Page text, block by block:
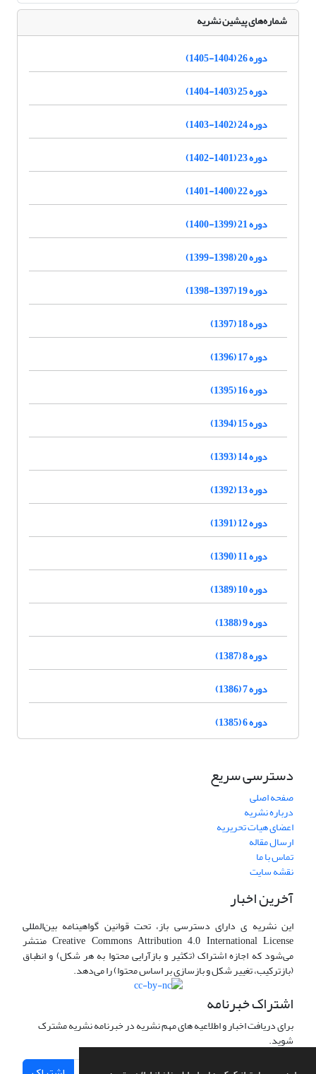
شماره‌های پیشین نشریه
دوره 26 (1404-1405)
دوره 25 (1403-1404)
دوره 24 (1402-1403)
دوره 23 (1401-1402)
دوره 22 (1400-1401)
دوره 21 (1399-1400)
دوره 20 (1398-1399)
دوره 19 (1397-1398)
دوره 18 (1397)
دوره 17 (1396)
دوره 16 (1395)
دوره 15 (1394)
دوره 14 (1393)
دوره 13 (1392)
دوره 12 (1391)
دوره 11 (1390)
دوره 10 (1389)
دوره 9 (1388)
دوره 8 (1387)
دوره 7 (1386)
دوره 6 (1385)
دسترسی سریع
صفحه اصلی
درباره نشریه
اعضای هیات تحریریه
ارسال مقاله
تماس با ما
نقشه سایت
آخرین اخبار
این نشریه ی دارای دسترسی باز، تحت قوانین گواهینامه بین‌المللی
Creative Commons Attribution 4.0 International License منتشر
می‌شود که اجازه اشتراک (تکثیر و بازآرایی محتوا به هر شکل) و انطباق
(بازترکیب، تغییر شکل و بازسازی بر اساس محتوا) را می‌دهد.
اشتراک خبرنامه
برای دریافت اخبار و اطلاعیه های مهم نشریه در خبرنامه نشریه مشترک
شوید.